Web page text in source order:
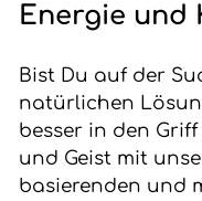
Energie und
Bist Du auf der
natürlichen
besser in den
und Geist mit
basierenden und